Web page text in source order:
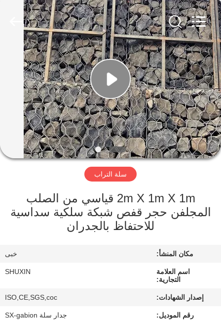
المنزل
منتجات
معلومات
عنا
جولة
المصنع
الجودة
KN
Wire
Mesh
Co.,
Ltd..
All
Rights
Reserved.
سلة التراب
2m X 1m X 1m قياسي من الصلب
المجلفن حجر قفص شبكة سلكية سداسية
للاحتفاظ بالجدران
مكان المنشأ: خبى
اسم العلامة
التجارية:
SHUXIN
إصدار الشهادات: ISO,CE,SGS,coc
رقم الموديل: جدار سلة SX-gabion